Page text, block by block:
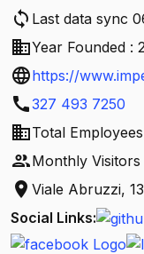
sync Last data sync
businessYear Founded :
languagehttps://
call327 493 7250
businessTotal
peopleMonthly
location_on Viale Abruzzi,
Social Links: